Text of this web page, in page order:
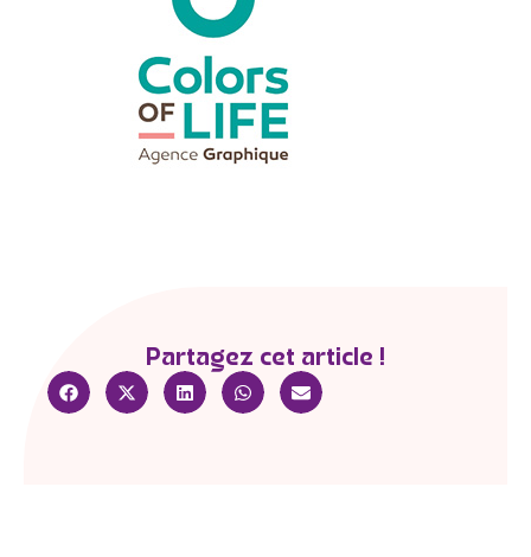
Partagez cet article !